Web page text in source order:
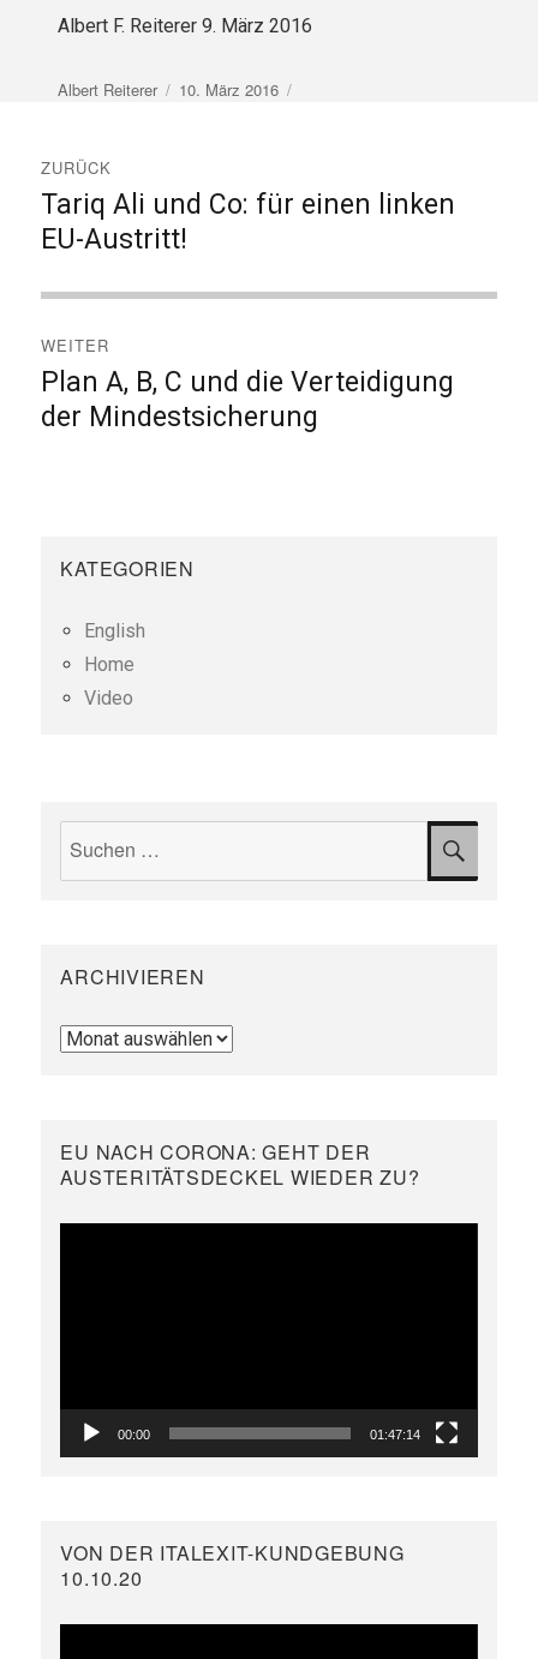
Albert F. Reiterer 9. März 2016
Autor
Albert Reiterer
Veröffentlicht
10. März 2016
ZURÜCK
Vorheriger
Beitrag:
Tariq Ali und Co: für einen linken
EU-Austritt!
WEITER
Nächster
Beitrag:
Plan A, B, C und die Verteidigung
der Mindestsicherung
KATEGORIEN
English
Home
Video
ARCHIVIEREN
Archivieren
EU NACH CORONA: GEHT DER
AUSTERITÄTSDECKEL WIEDER ZU?
00:00 01:47:14
VON DER ITALEXIT-KUNDGEBUNG
10.10.20